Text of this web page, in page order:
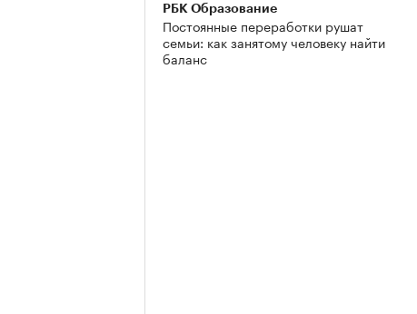
РБК Образование
Постоянные переработки рушат
семьи: как занятому человеку найти
баланс